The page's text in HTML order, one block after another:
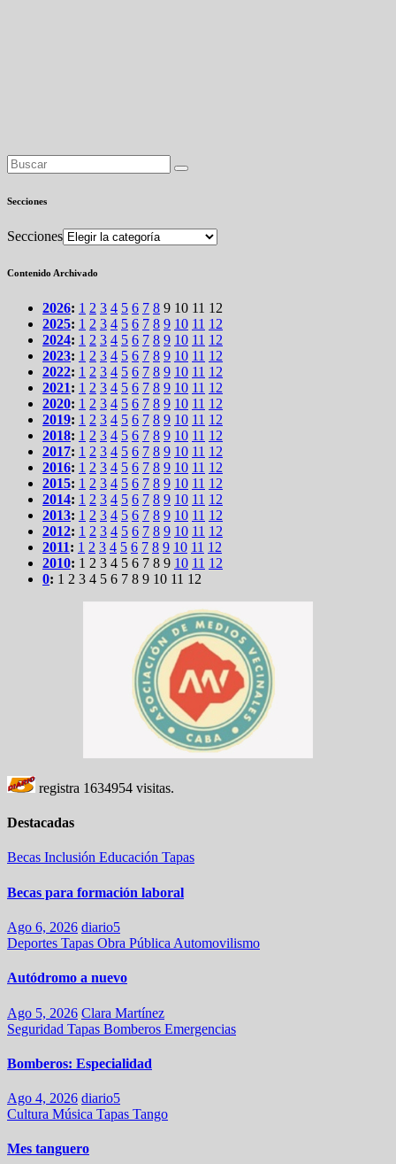
Secciones
Secciones
Contenido Archivado
2026: 1 2 3 4 5 6 7 8 9 10 11 12
2025: 1 2 3 4 5 6 7 8 9 10 11 12
2024: 1 2 3 4 5 6 7 8 9 10 11 12
2023: 1 2 3 4 5 6 7 8 9 10 11 12
2022: 1 2 3 4 5 6 7 8 9 10 11 12
2021: 1 2 3 4 5 6 7 8 9 10 11 12
2020: 1 2 3 4 5 6 7 8 9 10 11 12
2019: 1 2 3 4 5 6 7 8 9 10 11 12
2018: 1 2 3 4 5 6 7 8 9 10 11 12
2017: 1 2 3 4 5 6 7 8 9 10 11 12
2016: 1 2 3 4 5 6 7 8 9 10 11 12
2015: 1 2 3 4 5 6 7 8 9 10 11 12
2014: 1 2 3 4 5 6 7 8 9 10 11 12
2013: 1 2 3 4 5 6 7 8 9 10 11 12
2012: 1 2 3 4 5 6 7 8 9 10 11 12
2011: 1 2 3 4 5 6 7 8 9 10 11 12
2010: 1 2 3 4 5 6 7 8 9 10 11 12
0: 1 2 3 4 5 6 7 8 9 10 11 12
registra 1634954 visitas.
Destacadas
Becas Inclusión Educación Tapas
Becas para formación laboral
Ago 6, 2026 diario5
Deportes Tapas Obra Pública Automovilismo
Autódromo a nuevo
Ago 5, 2026 Clara Martínez
Seguridad Tapas Bomberos Emergencias
Bomberos: Especialidad
Ago 4, 2026 diario5
Cultura Música Tapas Tango
Mes tanguero